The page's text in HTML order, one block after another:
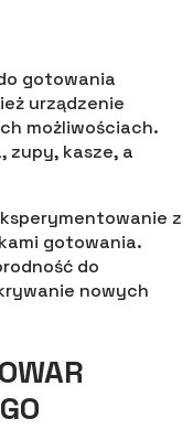
gotowania
urządzenie
możliwościach.
zupy, kasze, a
z
gotowania.
do
nowych